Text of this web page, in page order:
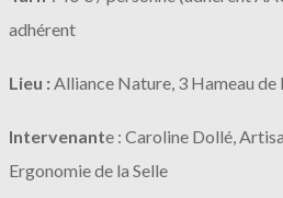
adhérent
Lieu : Alliance Nature, 3 Hameau de
Intervenante : Caroline Dollé,
Ergonomie de la Selle